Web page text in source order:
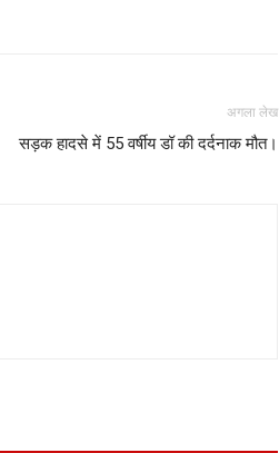
अगला लेख
सड़क हादसे में 55 वर्षीय डॉ की दर्दनाक मौत।